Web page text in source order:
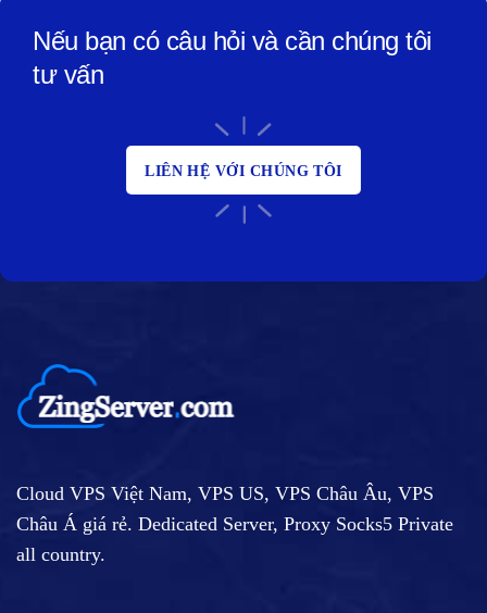
Nếu bạn có câu hỏi và cần chúng tôi
tư vấn
LIÊN HỆ VỚI CHÚNG TÔI
Cloud VPS Việt Nam, VPS US, VPS Châu Âu, VPS
Châu Á giá rẻ. Dedicated Server, Proxy Socks5 Private
all country.